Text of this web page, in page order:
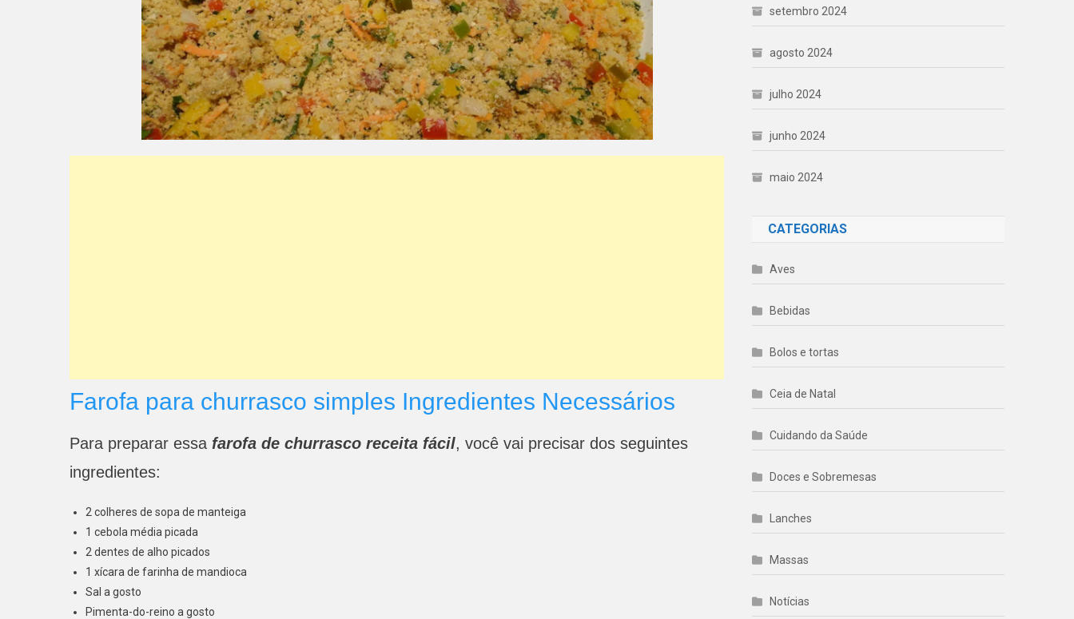
Farofa para churrasco simples Ingredientes Necessários
Para preparar essa farofa de churrasco receita fácil, você vai precisar dos seguintes
ingredientes:
2 colheres de sopa de manteiga
1 cebola média picada
2 dentes de alho picados
1 xícara de farinha de mandioca
Sal a gosto
Pimenta-do-reino a gosto
setembro 2024
agosto 2024
julho 2024
junho 2024
maio 2024
CATEGORIAS
Aves
Bebidas
Bolos e tortas
Ceia de Natal
Cuidando da Saúde
Doces e Sobremesas
Lanches
Massas
Notícias